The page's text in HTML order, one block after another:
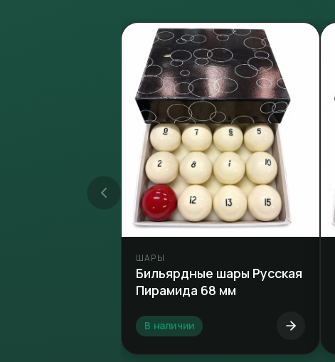
ШАРЫ
Бильярдные шары Русская
Пирамида 68 мм
В наличии